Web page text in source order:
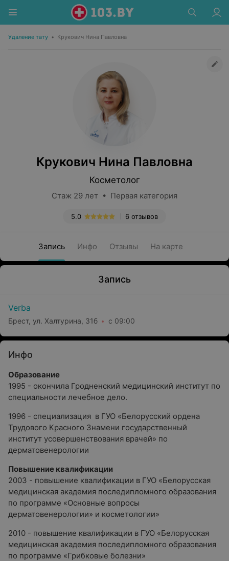
Удаление тату • Крукович Нина Павловна
Крукович Нина Павловна
Косметолог
Стаж 29 лет • Первая категория
6 отзывов
5.0
Запись Инфо Отзывы На карте
Запись
Verba
Брест, ул. Халтурина, 31б с 09:00
Инфо
Образование
1995 - окончила Гродненский медицинский институт по
специальности лечебное дело.
1996 - специализация в ГУО «Белорусский ордена
Трудового Красного Знамени государственный
институт усовершенствования врачей» по
дерматовенерологии
Повышение квалификации
2003 - повышение квалификации в ГУО «Белорусская
медицинская академия последипломного образования
по программе «Основные вопросы
дерматовенерологии» и косметологии»
2010 - повышение квалификации в ГУО «Белорусская
медицинская академия последипломного образования
по программе «Грибковые болезни»